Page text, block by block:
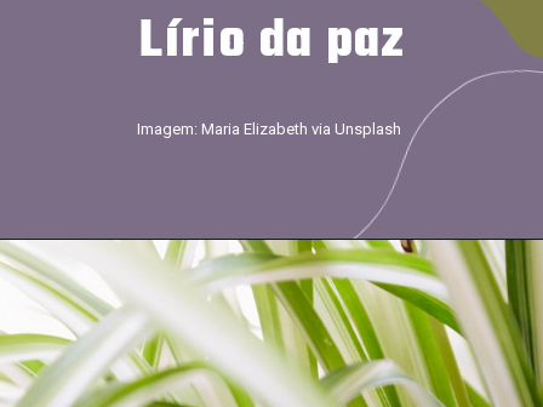
Lírio da paz
Imagem: Maria Elizabeth via Unsplash